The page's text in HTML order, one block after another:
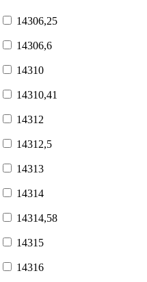
14306,25
14306,6
14310
14310,41
14312
14312,5
14313
14314
14314,58
14315
14316